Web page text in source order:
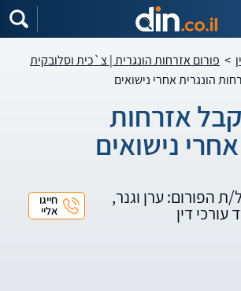
> פורום אזרחות הונגרית | צ`כית וסלובקית
הונגרית אחרי נישואים
אזרחות
נישואים
ת הפורום: ערן וגנר,
עורכי דין
חייגו
אליי